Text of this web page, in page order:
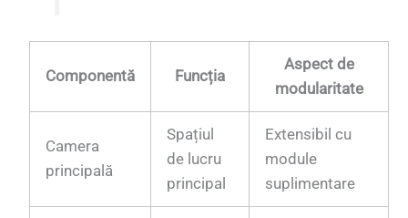
Componentă Funcția
Aspect de
modularitate
Camera
principală
Spațiul
de lucru
principal
Extensibil cu
module
suplimentare